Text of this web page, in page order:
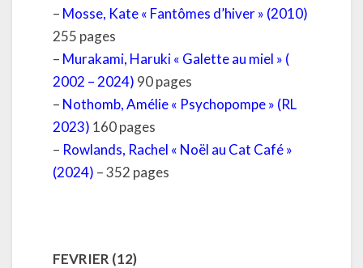
– Mosse, Kate « Fantômes d’hiver » (2010)
255 pages
– Murakami, Haruki « Galette au miel » (
2002 – 2024) 90 pages
– Nothomb, Amélie « Psychopompe » (RL
2023) 160 pages
– Rowlands, Rachel « Noël au Cat Café »
(2024) – 352 pages
FEVRIER (12)